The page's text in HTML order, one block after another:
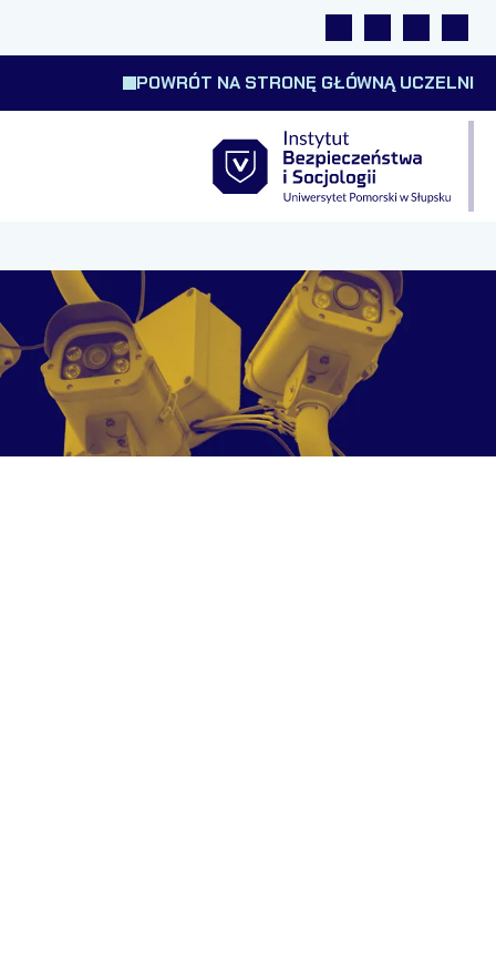
Linki Wyszukiwarka
Tłumacz
POWRÓT NA STRONĘ GŁÓWNĄ UCZELNI